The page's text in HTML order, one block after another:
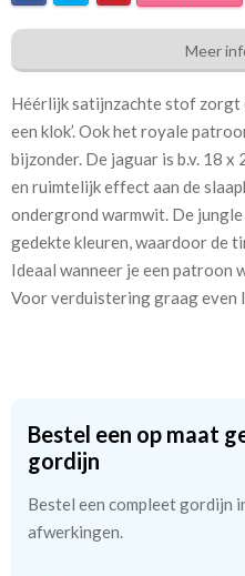
In.4305-05 Jungle Art
Artikelnummer
Patroon:
Stofbreedte:
Meestal eerder, maar houd
rekening met
We hebben bijna alle stoffen
eerst een knipstaaltje.
Zo weet u precies met welke
worden gemaakt.
Meer
Héérlijk satijnzachte stof zorgt
een klok’. Ook het royale
bijzonder. De jaguar is b.v. 18
en ruimtelijk effect aan de
ondergrond warmwit. De
gedekte kleuren, waardoor de
Ideaal wanneer je een patroon
Voor verduistering graag even
Bestel een op maat
gordijn
Bestel een compleet gordijn
afwerkingen.